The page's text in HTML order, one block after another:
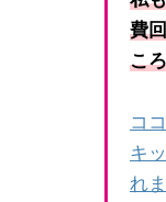
費
こ
コ
キ
れま